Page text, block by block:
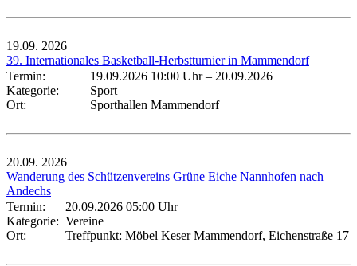
19.09. 2026
39. Internationales Basketball-Herbstturnier in Mammendorf
Termin:
19.09.2026 10:00 Uhr– 20.09.2026
Kategorie:
Sport
Ort:
Sporthallen Mammendorf
20.09. 2026
Wanderung des Schützenvereins Grüne Eiche Nannhofen nach
Andechs
Termin:
20.09.2026 05:00 Uhr
Kategorie: Vereine
Ort:
Treffpunkt: Möbel Keser Mammendorf, Eichenstraße 17